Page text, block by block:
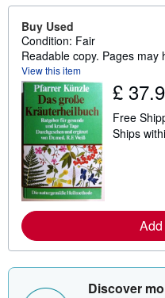
Buy Used
Condition: Fair
Readable copy. Pages may
View this item
£
Free
Ships
Discover